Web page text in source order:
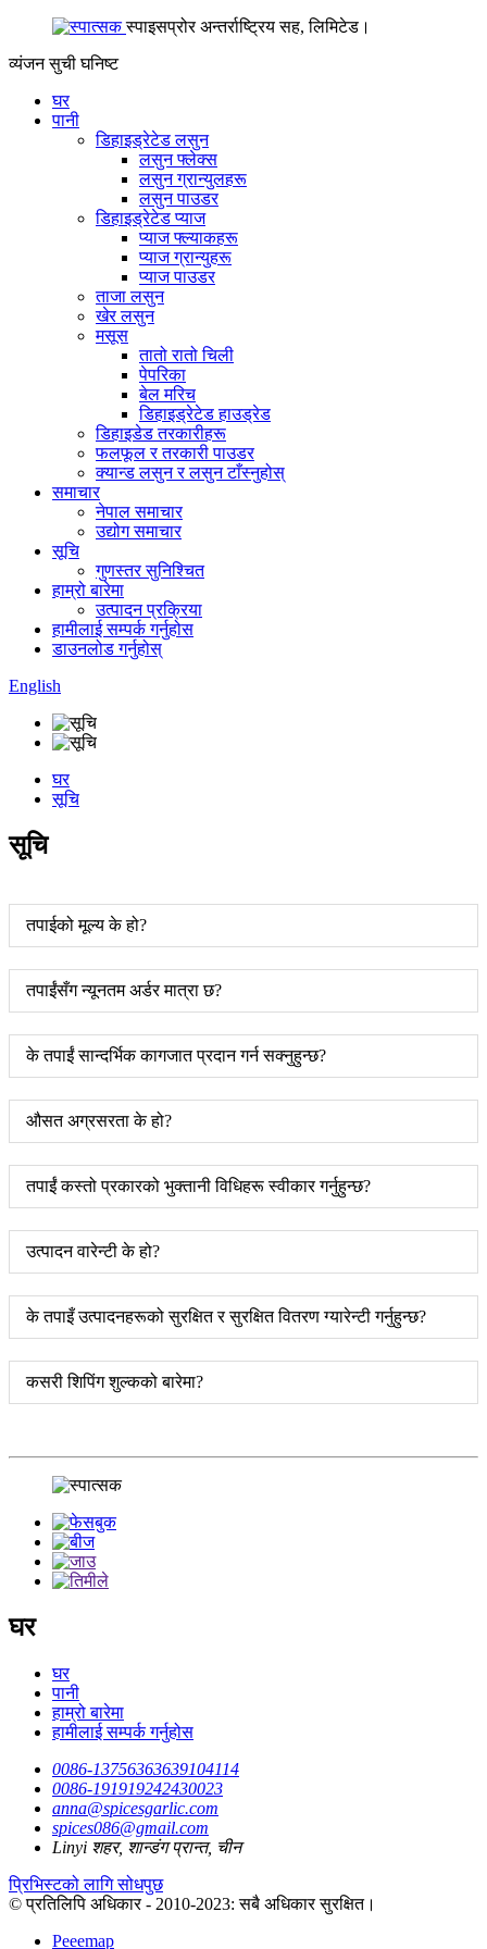
स्पाइसप्रोर अन्तर्राष्ट्रिय सह, लिमिटेड।
व्यंजन सुची घनिष्ट
घर
पानी
डिहाइड्रेटेड लसुन
लसुन फ्लेक्स
लसुन ग्रान्युलहरू
लसुन पाउडर
डिहाइड्रेटेड प्याज
प्याज फ्ल्याकहरू
प्याज ग्रान्युहरू
प्याज पाउडर
ताजा लसुन
खेर लसुन
मसूस
तातो रातो चिली
पेपरिका
बेल मरिच
डिहाइड्रेटेड हाउड्रेड
डिहाइडेड तरकारीहरू
फलफूल र तरकारी पाउडर
क्यान्ड लसुन र लसुन टाँस्नुहोस्
समाचार
नेपाल समाचार
उद्योग समाचार
सूचि
गुणस्तर सुनिश्चित
हाम्रो बारेमा
उत्पादन प्रक्रिया
हामीलाई सम्पर्क गर्नुहोस
डाउनलोड गर्नुहोस्
English
घर
सूचि
सूचि
तपाईको मूल्य के हो?
तपाईंसँग न्यूनतम अर्डर मात्रा छ?
के तपाईं सान्दर्भिक कागजात प्रदान गर्न सक्नुहुन्छ?
औसत अग्रसरता के हो?
तपाईं कस्तो प्रकारको भुक्तानी विधिहरू स्वीकार गर्नुहुन्छ?
उत्पादन वारेन्टी के हो?
के तपाइँ उत्पादनहरूको सुरक्षित र सुरक्षित वितरण ग्यारेन्टी गर्नुहुन्छ?
कसरी शिपिंग शुल्कको बारेमा?
घर
घर
पानी
हाम्रो बारेमा
हामीलाई सम्पर्क गर्नुहोस
0086-13756363639104114
0086-191919242430023
anna@spicesgarlic.com
spices086@gmail.com
Linyi शहर, शान्डंग प्रान्त, चीन
प्रिभिस्टको लागि सोधपुछ
© प्रतिलिपि अधिकार - 2010-2023: सबै अधिकार सुरक्षित।
Peeemap